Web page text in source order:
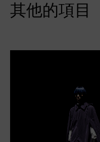
其他的項目